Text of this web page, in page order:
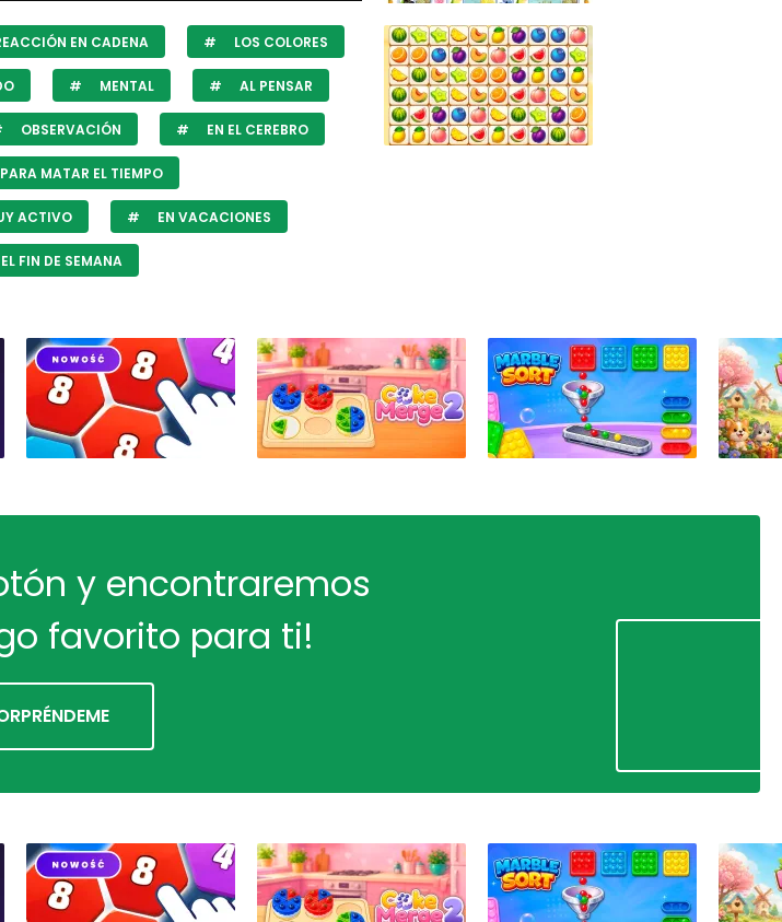
EN CADENA LOS COLORES
MENTAL AL PENSAR
OBSERVACIÓN EN EL CEREBRO
PARA MATAR EL TIEMPO
ACTIVO EN VACACIONES
FIN DE SEMANA
y encontraremos
favorito para ti!